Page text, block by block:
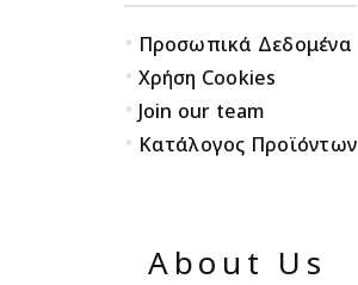
• Προσωπικά Δεδομένα
• Χρήση Cookies
• Join our team
• Κατάλογος Προϊόντων
About Us